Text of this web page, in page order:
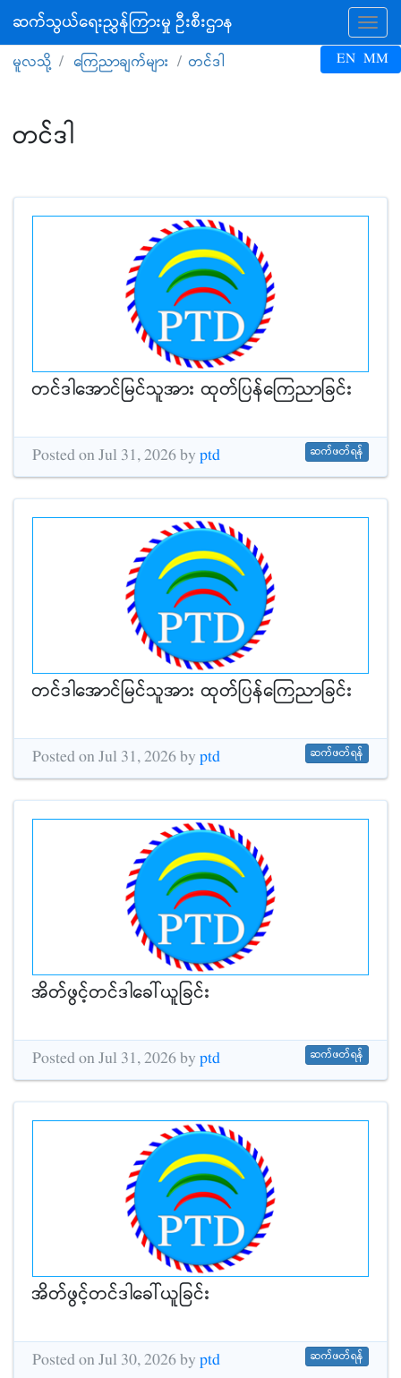
ဆက်သွယ်ရေးညွှန်ကြားမှု ဦးစီးဌာန
EN MM
မူလသို့ ကြေညာချက်များ တင်ဒါ
တင်ဒါ
တင်ဒါအောင်မြင်သူအား ထုတ်ပြန်ကြေညာခြင်း
Posted on Jul 31, 2026 by ptd ဆက်ဖတ်ရန်
တင်ဒါအောင်မြင်သူအား ထုတ်ပြန်ကြေညာခြင်း
Posted on Jul 31, 2026 by ptd ဆက်ဖတ်ရန်
အိတ်ဖွင့်တင်ဒါခေါ်ယူခြင်း
Posted on Jul 31, 2026 by ptd ဆက်ဖတ်ရန်
အိတ်ဖွင့်တင်ဒါခေါ်ယူခြင်း
Posted on Jul 30, 2026 by ptd ဆက်ဖတ်ရန်